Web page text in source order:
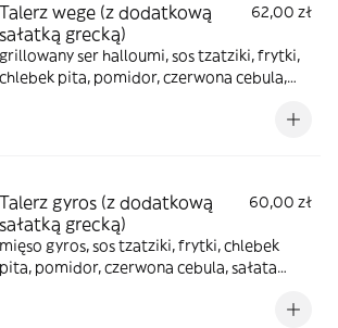
Talerz wege (z dodatkową
sałatką grecką)
62,00 zł
grillowany ser halloumi, sos tzatziki, frytki,
chlebek pita, pomidor, czerwona cebula,
Talerz gyros (z dodatkową
sałatką grecką)
60,00 zł
mięso gyros, sos tzatziki, frytki, chlebek
pita, pomidor, czerwona cebula, sałata